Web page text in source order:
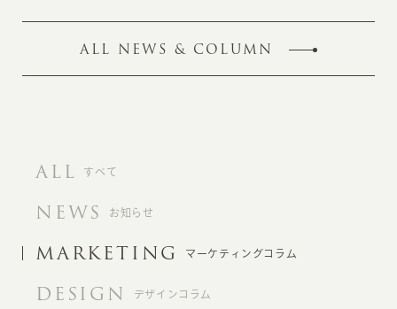
ALL NEWS & COLUMN
ALL すべて
NEWS お知らせ
MARKETING マーケティングコラム
DESIGN デザインコラム